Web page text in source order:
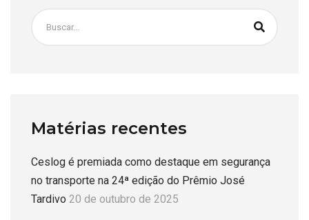
Matérias recentes
Ceslog é premiada como destaque em segurança
no transporte na 24ª edição do Prêmio José
Tardivo 20 de outubro de 2025